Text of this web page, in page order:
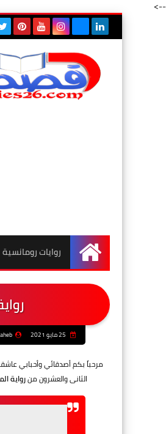
-->
الرئيسية
روايات رومانسية
مرحباً بكم أصدقائي وأحبابي
الثانى والعشرون منرواية